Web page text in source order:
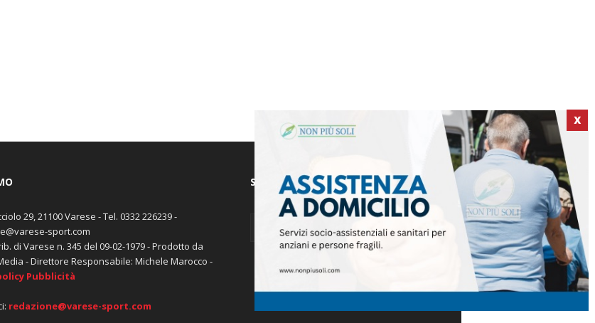
X
29, 21100 Varese - Tel. 0332 226239 -
sport.com
di Varese n. 345 del 09-02-1979 - Prodotto da
- Direttore Responsabile: Michele Marocco -
Pubblicità
redazione@varese-sport.com
SEGUICI